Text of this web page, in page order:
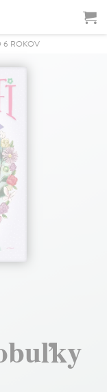
6 ROKOV